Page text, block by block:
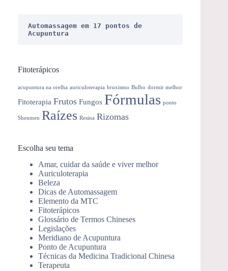
Automassagem em 17 pontos de
Acupuntura
Fitoterápicos
acupuntura na orelha auriculoterapia bruxismo Bulbo dormir melhor
Fitoterapia Frutos Fungos Fórmulas ponto
Shenmen Raízes Resina Rizomas
Escolha seu tema
Amar, cuidar da saúde e viver melhor
Auriculoterapia
Beleza
Dicas de Automassagem
Elemento da MTC
Fitoterápicos
Glossário de Termos Chineses
Legislações
Meridiano de Acupuntura
Ponto de Acupuntura
Técnicas da Medicina Tradicional Chinesa
Terapeuta